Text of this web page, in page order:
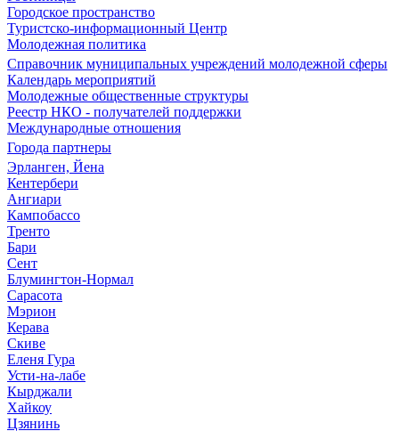
Городское пространство
Туристско-информационный Центр
Молодежная политика
Справочник муниципальных учреждений молодежной сферы
Календарь мероприятий
Молодежные общественные структуры
Реестр НКО - получателей поддержки
Международные отношения
Города партнеры
Эрланген, Йена
Кентербери
Ангиари
Кампобассо
Тренто
Бари
Сент
Блумингтон-Нормал
Сарасота
Мэрион
Керава
Скиве
Еленя Гура
Усти-на-лабе
Кырджали
Хайкоу
Цзянинь